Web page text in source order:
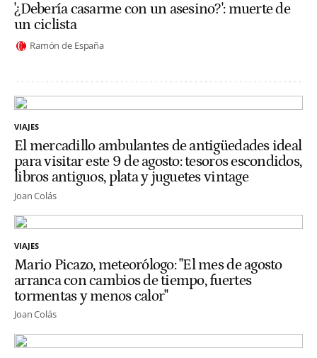
'¿Debería casarme con un asesino?': muerte de
un ciclista
Ramón de España
VIAJES
El mercadillo ambulantes de antigüedades ideal
para visitar este 9 de agosto: tesoros escondidos,
libros antiguos, plata y juguetes vintage
Joan Colás
VIAJES
Mario Picazo, meteorólogo: "El mes de agosto
arranca con cambios de tiempo, fuertes
tormentas y menos calor"
Joan Colás